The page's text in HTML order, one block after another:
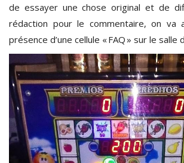
de essayer une chose original et de
rédaction pour le commentaire, on va
présence d’une cellule « FAQ » sur le salle